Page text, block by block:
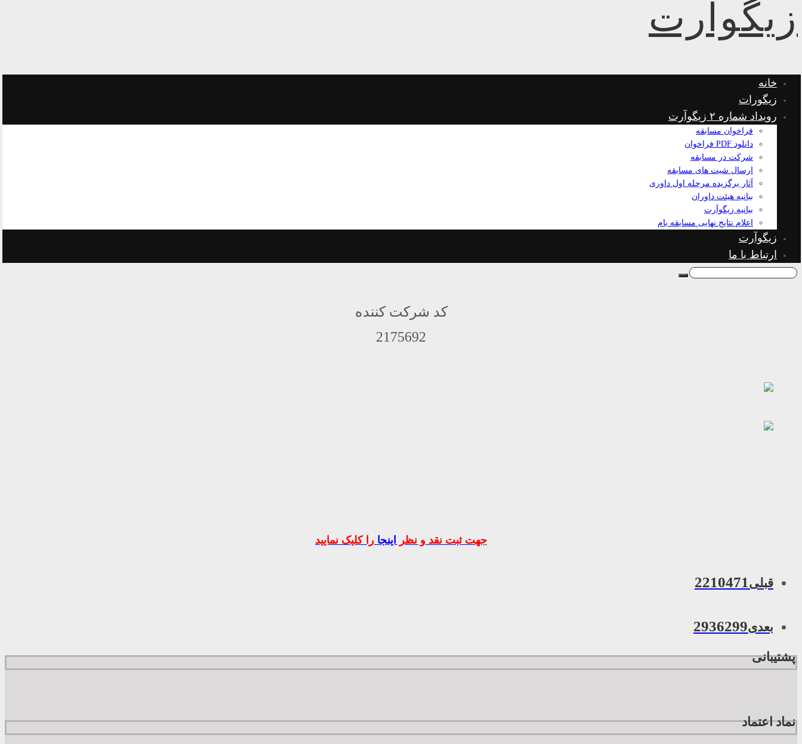
خانه
زیگورات
رویداد شماره ۲ زیگوآرت
فراخوان مسابقه
دانلود PDF فراخوان
شرکت در مسابقه
ارسال شیت های مسابقه
آثار برگزیده مرحله اول داوری
بیانیه هیئت داوران
بیانیه زیگوآرت
اعلام نتایج نهایی مسابقه بام
زیگوآرت
ارتباط با ما
کد شرکت کننده
2175692
جهت ثبت نقد و نظر اینجا را کلیک نمایید
قبلی2210471
بعدی2936299
پشتیبانی
نماد اعتماد